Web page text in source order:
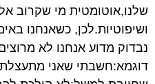
שלנו,אוטומטית מי שקרוב
ושיפוטיות.לכן, כשאנחנו
נבדוק מדוע אנחנו לא
דוגמא:חשבתי שאני